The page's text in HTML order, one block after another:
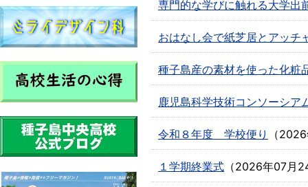
専門的な学びに触れる大学出
おはなし会で紙芝居とアッチ
種子島産の素材を使った化粧
鹿児島科学技術コンソーシア
令和８年度 学校便り （
１学期終業式 （2026年07月